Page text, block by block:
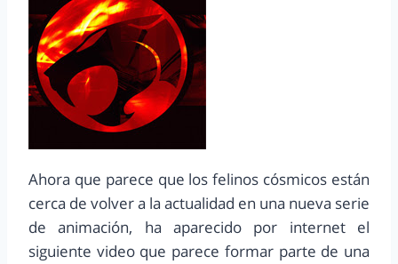
Ahora que parece que los felinos cósmicos están
cerca de volver a la actualidad en una nueva serie
de animación, ha aparecido por internet el
siguiente video que parece formar parte de una